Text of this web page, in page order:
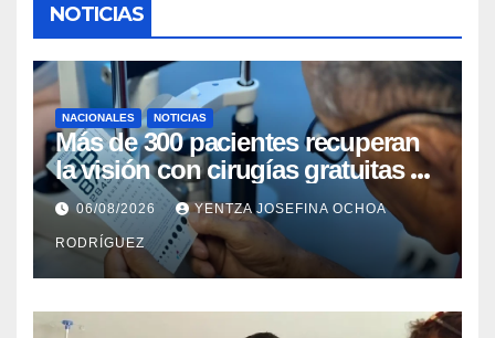
NOTICIAS
NACIONALES NOTICIAS
Más de 300 pacientes recuperan
la visión con cirugías gratuitas de
cataratas en Zulia
06/08/2026 YENTZA JOSEFINA OCHOA
RODRÍGUEZ